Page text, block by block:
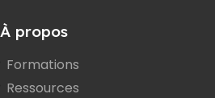
À propos
Formations
Ressources